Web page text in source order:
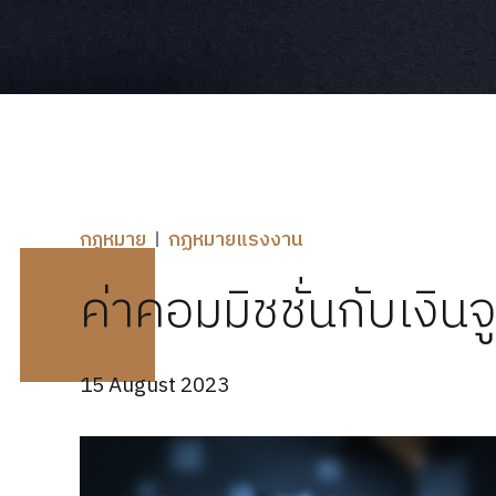
กฎหมาย กฏหมายแรงงาน
ค่าคอมมิชชั่นกับเงิน
15 August 2023